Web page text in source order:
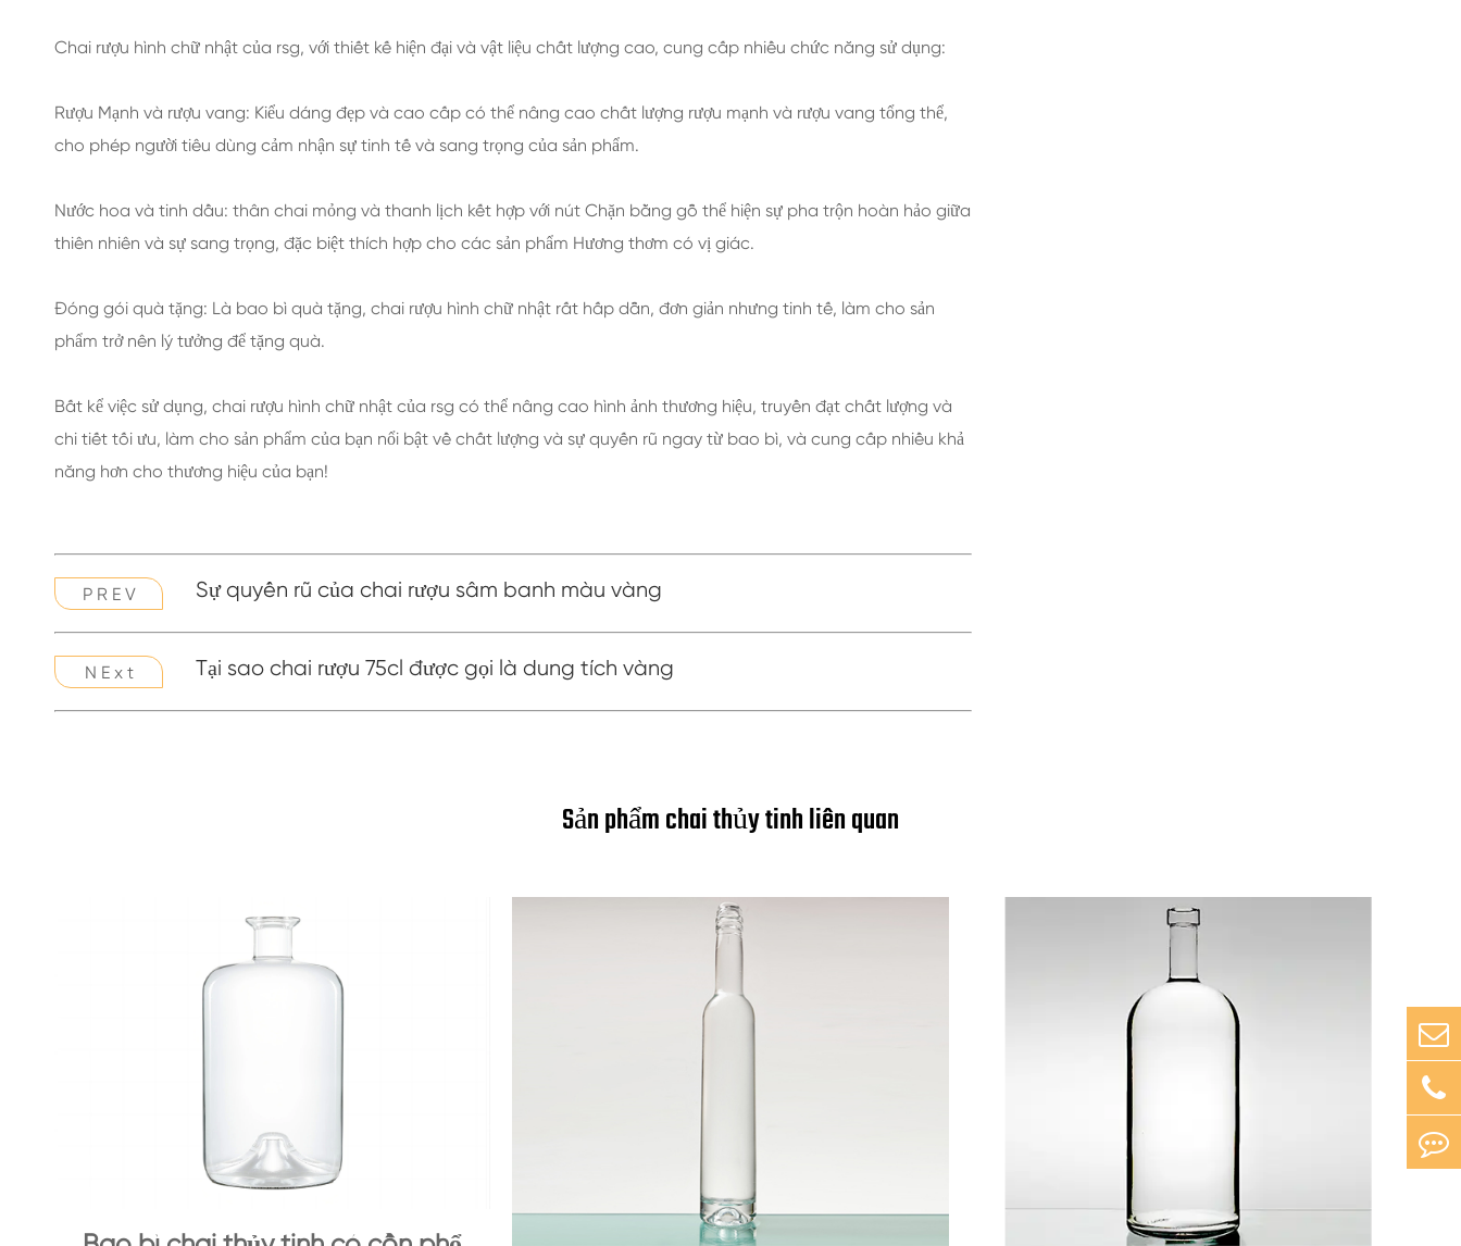
Chai rượu hình chữ nhật của rsg, với thiết kế hiện đại và vật liệu chất lượng cao, cung cấp nhiều chức năng sử dụng:
Rượu Mạnh và rượu vang: Kiểu dáng đẹp và cao cấp có thể nâng cao chất lượng rượu mạnh và rượu vang tổng thể,
cho phép người tiêu dùng cảm nhận sự tinh tế và sang trọng của sản phẩm.
Nước hoa và tinh dầu: thân chai mỏng và thanh lịch kết hợp với nút Chặn bằng gỗ thể hiện sự pha trộn hoàn hảo giữa
thiên nhiên và sự sang trọng, đặc biệt thích hợp cho các sản phẩm Hương thơm có vị giác.
Đóng gói quà tặng: Là bao bì quà tặng, chai rượu hình chữ nhật rất hấp dẫn, đơn giản nhưng tinh tế, làm cho sản
phẩm trở nên lý tưởng để tặng quà.
Bất kể việc sử dụng, chai rượu hình chữ nhật của rsg có thể nâng cao hình ảnh thương hiệu, truyền đạt chất lượng và
chi tiết tối ưu, làm cho sản phẩm của bạn nổi bật về chất lượng và sự quyến rũ ngay từ bao bì, và cung cấp nhiều khả
năng hơn cho thương hiệu của bạn!
P R E V Sự quyến rũ của chai rượu sâm banh màu vàng
N E x t Tại sao chai rượu 75cl được gọi là dung tích vàng
Sản phẩm chai thủy tinh liên quan